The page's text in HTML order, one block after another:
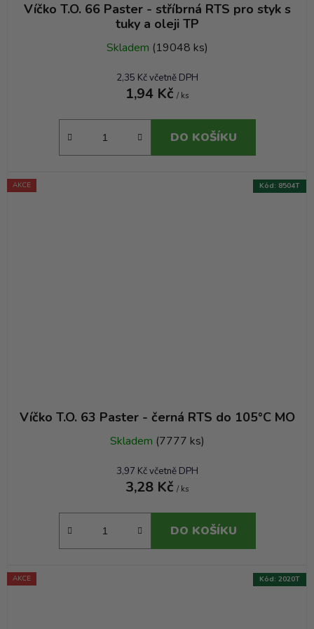
Víčko T.O. 66 Paster - stříbrná RTS pro styk s
tuky a oleji TP
Skladem (19048 ks)
2,35 Kč včetně DPH
1,94 Kč / ks
DO KOŠÍKU
AKCE
Víčko T.O. 63 Paster - černá RTS do 105°C MO
Skladem (7777 ks)
3,97 Kč včetně DPH
3,28 Kč / ks
DO KOŠÍKU
Kód: 8504T
AKCE Kód: 2020T